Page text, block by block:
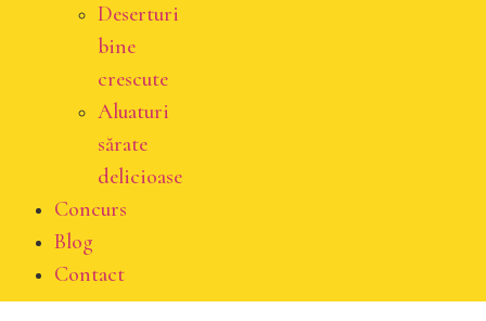
Deserturi
bine
crescute
Aluaturi
sărate
delicioase
Concurs
Blog
Contact